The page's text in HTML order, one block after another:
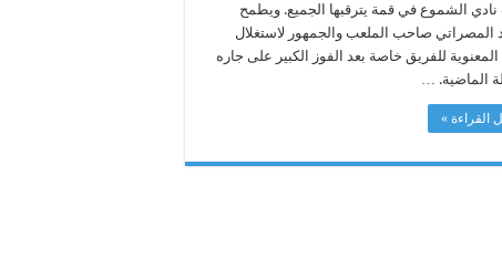
الشموع في قمة يترقبها الجميع. ويطمح
المصراتي صاحب الملعب والجمهور لاستغلال
المعنوية للفريق خاصة بعد الفوز الكبير على جاره
الماضية. …
القراءة »